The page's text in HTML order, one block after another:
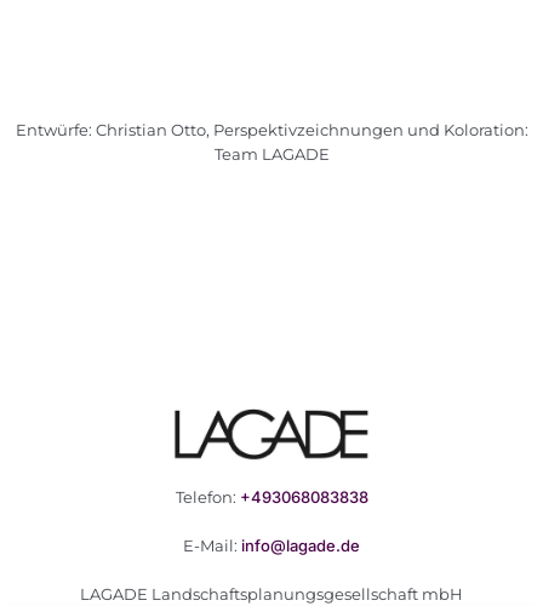
Entwürfe: Christian Otto, Perspektivzeichnungen und Koloration:
Team LAGADE
Telefon: +493068083838
E-Mail: info@lagade.de
LAGADE Landschaftsplanungsgesellschaft mbH